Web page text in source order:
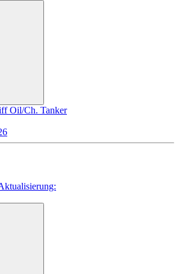
Oil/Ch. Tanker